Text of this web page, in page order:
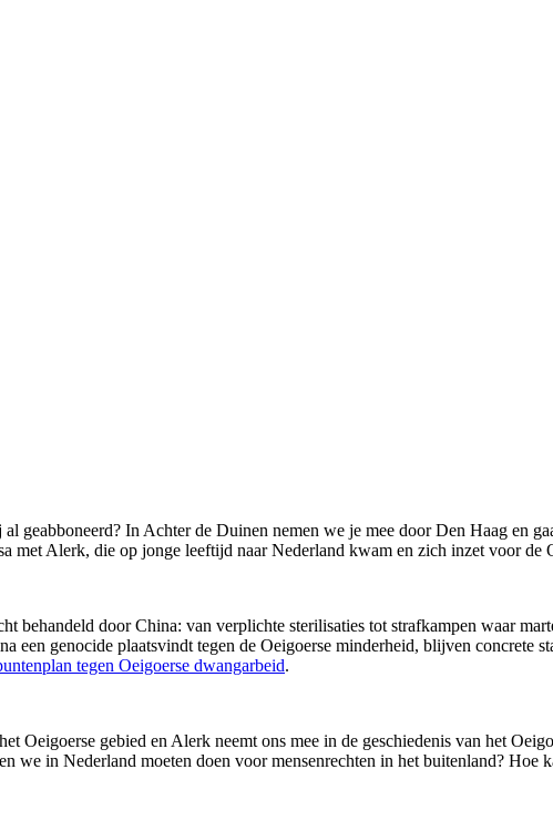
geabboneerd? In Achter de Duinen nemen we je mee door Den Haag en
met Alerk, die op jonge leeftijd naar Nederland kwam en zich inzet voor de
behandeld door China: van verplichte sterilisaties tot strafkampen waar
een genocide plaatsvindt tegen de Oeigoerse minderheid, blijven concrete
tegen Oeigoerse dwangarbeid.
Oeigoerse gebied en Alerk neemt ons mee in de geschiedenis van het
we in Nederland moeten doen voor mensenrechten in het buitenland?